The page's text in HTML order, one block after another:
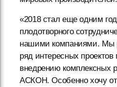
«2018 стал еще одним
плодотворного
нашими компаниями. Мы
ряд интересных проектов
внедрению комплексных
АСКОН. Особенно хочу